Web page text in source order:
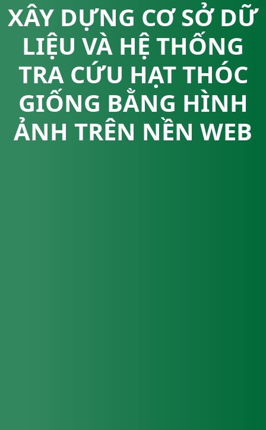
XÂY DỰNG CƠ SỞ DỮ
LIỆU VÀ HỆ THỐNG
TRA CỨU HẠT THÓC
GIỐNG BẰNG HÌNH
ẢNH TRÊN NỀN WEB